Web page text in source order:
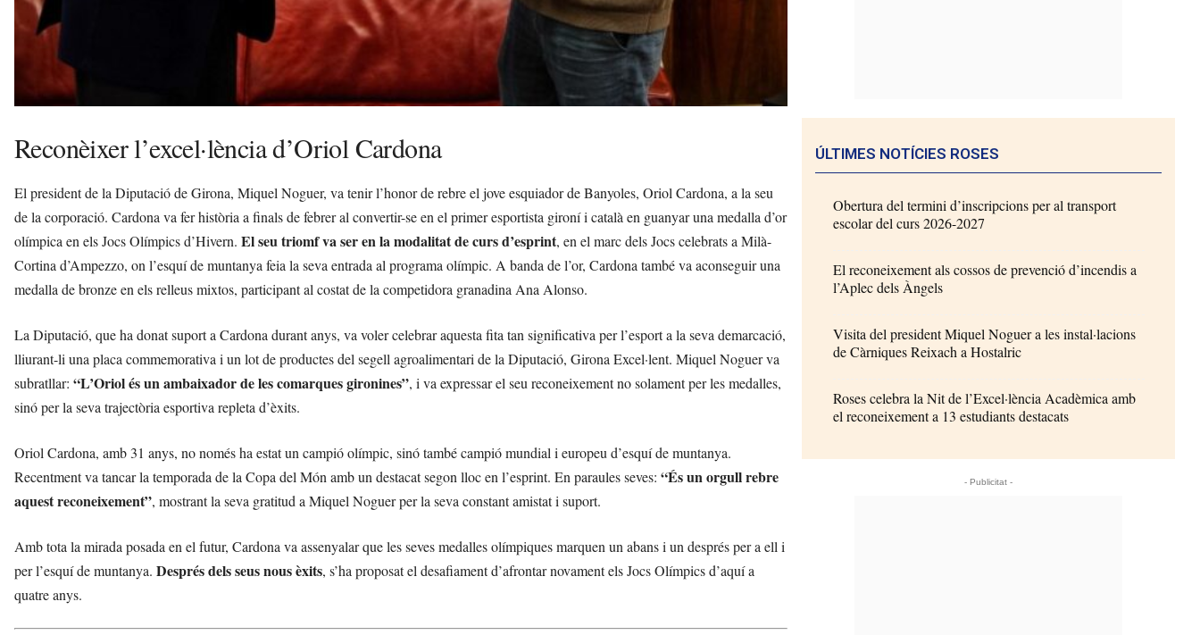
Reconèixer l’excel·lència d’Oriol Cardona
El president de la Diputació de Girona, Miquel Noguer, va tenir l’honor de rebre el jove esquiador de Banyoles, Oriol Cardona, a la seu
de la corporació. Cardona va fer història a finals de febrer al convertir-se en el primer esportista gironí i català en guanyar una medalla d’or
olímpica en els Jocs Olímpics d’Hivern. El seu triomf va ser en la modalitat de curs d’esprint, en el marc dels Jocs celebrats a Milà-
Cortina d’Ampezzo, on l’esquí de muntanya feia la seva entrada al programa olímpic. A banda de l’or, Cardona també va aconseguir una
medalla de bronze en els relleus mixtos, participant al costat de la competidora granadina Ana Alonso.
La Diputació, que ha donat suport a Cardona durant anys, va voler celebrar aquesta fita tan significativa per l’esport a la seva demarcació,
lliurant-li una placa commemorativa i un lot de productes del segell agroalimentari de la Diputació, Girona Excel·lent. Miquel Noguer va
subratllar: “L’Oriol és un ambaixador de les comarques gironines”, i va expressar el seu reconeixement no solament per les medalles,
sinó per la seva trajectòria esportiva repleta d’èxits.
Oriol Cardona, amb 31 anys, no només ha estat un campió olímpic, sinó també campió mundial i europeu d’esquí de muntanya.
Recentment va tancar la temporada de la Copa del Món amb un destacat segon lloc en l’esprint. En paraules seves: “És un orgull rebre
aquest reconeixement”, mostrant la seva gratitud a Miquel Noguer per la seva constant amistat i suport.
Amb tota la mirada posada en el futur, Cardona va assenyalar que les seves medalles olímpiques marquen un abans i un després per a ell i
per l’esquí de muntanya. Després dels seus nous èxits, s’ha proposat el desafiament d’afrontar novament els Jocs Olímpics d’aquí a
quatre anys.
ÚLTIMES NOTÍCIES ROSES
Obertura del termini d’inscripcions per al transport
escolar del curs 2026-2027
El reconeixement als cossos de prevenció d’incendis a
l’Aplec dels Àngels
Visita del president Miquel Noguer a les instal·lacions
de Càrniques Reixach a Hostalric
Roses celebra la Nit de l’Excel·lència Acadèmica amb
el reconeixement a 13 estudiants destacats
- Publicitat -